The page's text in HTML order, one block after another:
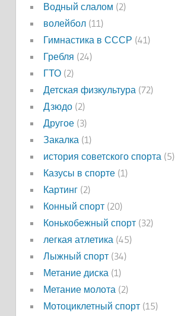
Водный слалом (2)
волейбол(11)
Гимнастика в СССР (41)
Гребля (24)
ГТО(2)
Детская физкультура(72)
Дзюдо(2)
Другое(3)
Закалка(1)
история советского спорта(5)
Казусы в спорте(1)
Картинг(2)
Конный спорт(20)
Конькобежный спорт(32)
легкая атлетика(45)
Лыжный спорт(34)
Метание диска(1)
Метание молота(2)
Мотоциклетный спорт(15)